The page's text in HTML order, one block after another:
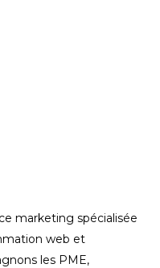
marketing spécialisée
web et
les PME,